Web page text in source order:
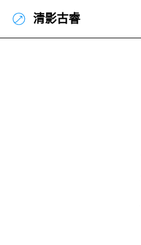
清影古睿